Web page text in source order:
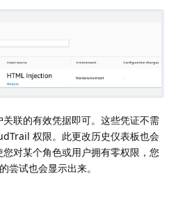
联的有效凭据即可。这些凭证不需
权限。此更改历史仪表板也会
对某个角色或用户拥有零权限，您
试也会显示出来。